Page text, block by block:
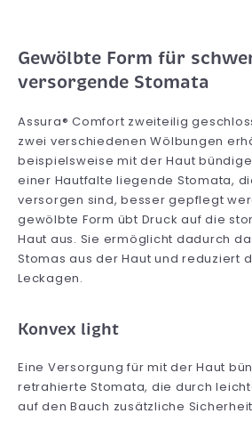
Gewölbte Form für
versorgende Stomata
Assura® Comfort zweiteilig
zwei verschiedenen Wölbungen
beispielsweise mit der Haut
einer Hautfalte liegende Stomata,
versorgen sind, besser gepflegt
gewölbte Form übt Druck auf die
Haut aus. Sie ermöglicht dadurch
Stomas aus der Haut und reduziert
Leckagen.
Konvex light
Eine Versorgung für mit der Haut
retrahierte Stomata, die durch
auf den Bauch zusätzliche